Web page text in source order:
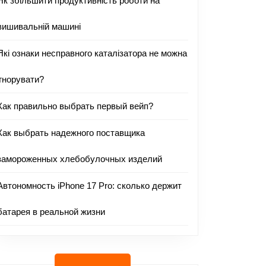
машині
ознаки несправного каталізатора не можна
правильно выбрать первый вейп?
выбрать надежного поставщика
хлебобулочных изделий
iPhone 17 Pro: сколько держит
в реальной жизни